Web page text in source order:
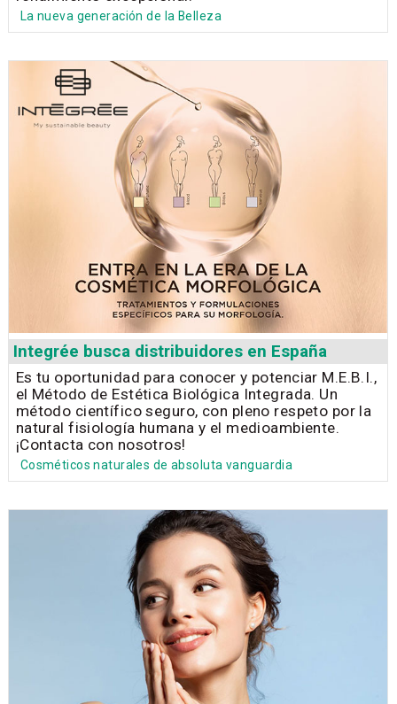
La nueva generación de la Belleza
Integrée busca distribuidores en España
Es tu oportunidad para conocer y potenciar M.E.B.I.,
el Método de Estética Biológica Integrada. Un
método científico seguro, con pleno respeto por la
natural fisiología humana y el medioambiente.
¡Contacta con nosotros!
Cosméticos naturales de absoluta vanguardia